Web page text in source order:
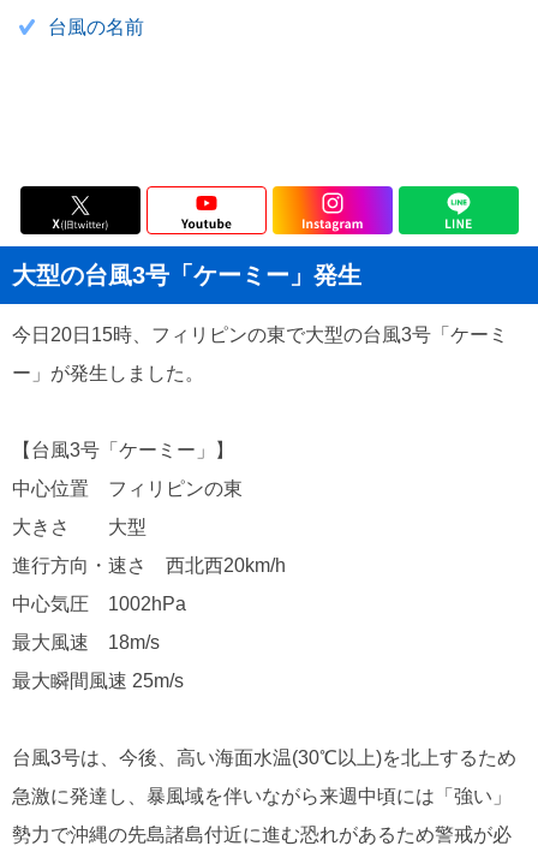
台風の名前
大型の台風3号「ケーミー」発生
今日20日15時、フィリピンの東で大型の台風3号「ケーミ
ー」が発生しました。
【台風3号「ケーミー」】
中心位置 フィリピンの東
大きさ 大型
進行方向・速さ 西北西20km/h
中心気圧 1002hPa
最大風速 18m/s
最大瞬間風速 25m/s
台風3号は、今後、高い海面水温(30℃以上)を北上するため
急激に発達し、暴風域を伴いながら来週中頃には「強い」
勢力で沖縄の先島諸島付近に進む恐れがあるため警戒が必